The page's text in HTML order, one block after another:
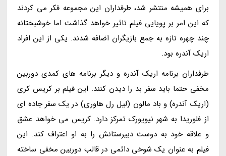
برای همیشه منتشر شد، طرفداران این مجموعه فکر می کردند
که این امر بر پویایی فیلم تاثیر خواهد گذاشت اما خوشبختانه
چند چهره تازه به جمع بازیگران اضافه شدند. یکی از این افراد
اریک آندره بود.
طرفداران برنامه اریک آندره و دیگر برنامه های کمدی دوربین
مخفی حتما باید سفر بد را دیدن کنند. این فیلم بر کریس کری
(اریک آندره) و باد مالون (لیل رل هاوری) در یک سفر جاده ای
از فلوریدا به شهر نیویورک تمرکز دارد. کریس می خواهد عشق
و علاقه خود به دوست دبیرستانش را به او اعتراف کند. این
فیلم به عنوان یک شوخی دائمی در قالب دوربین مخفی ساخته